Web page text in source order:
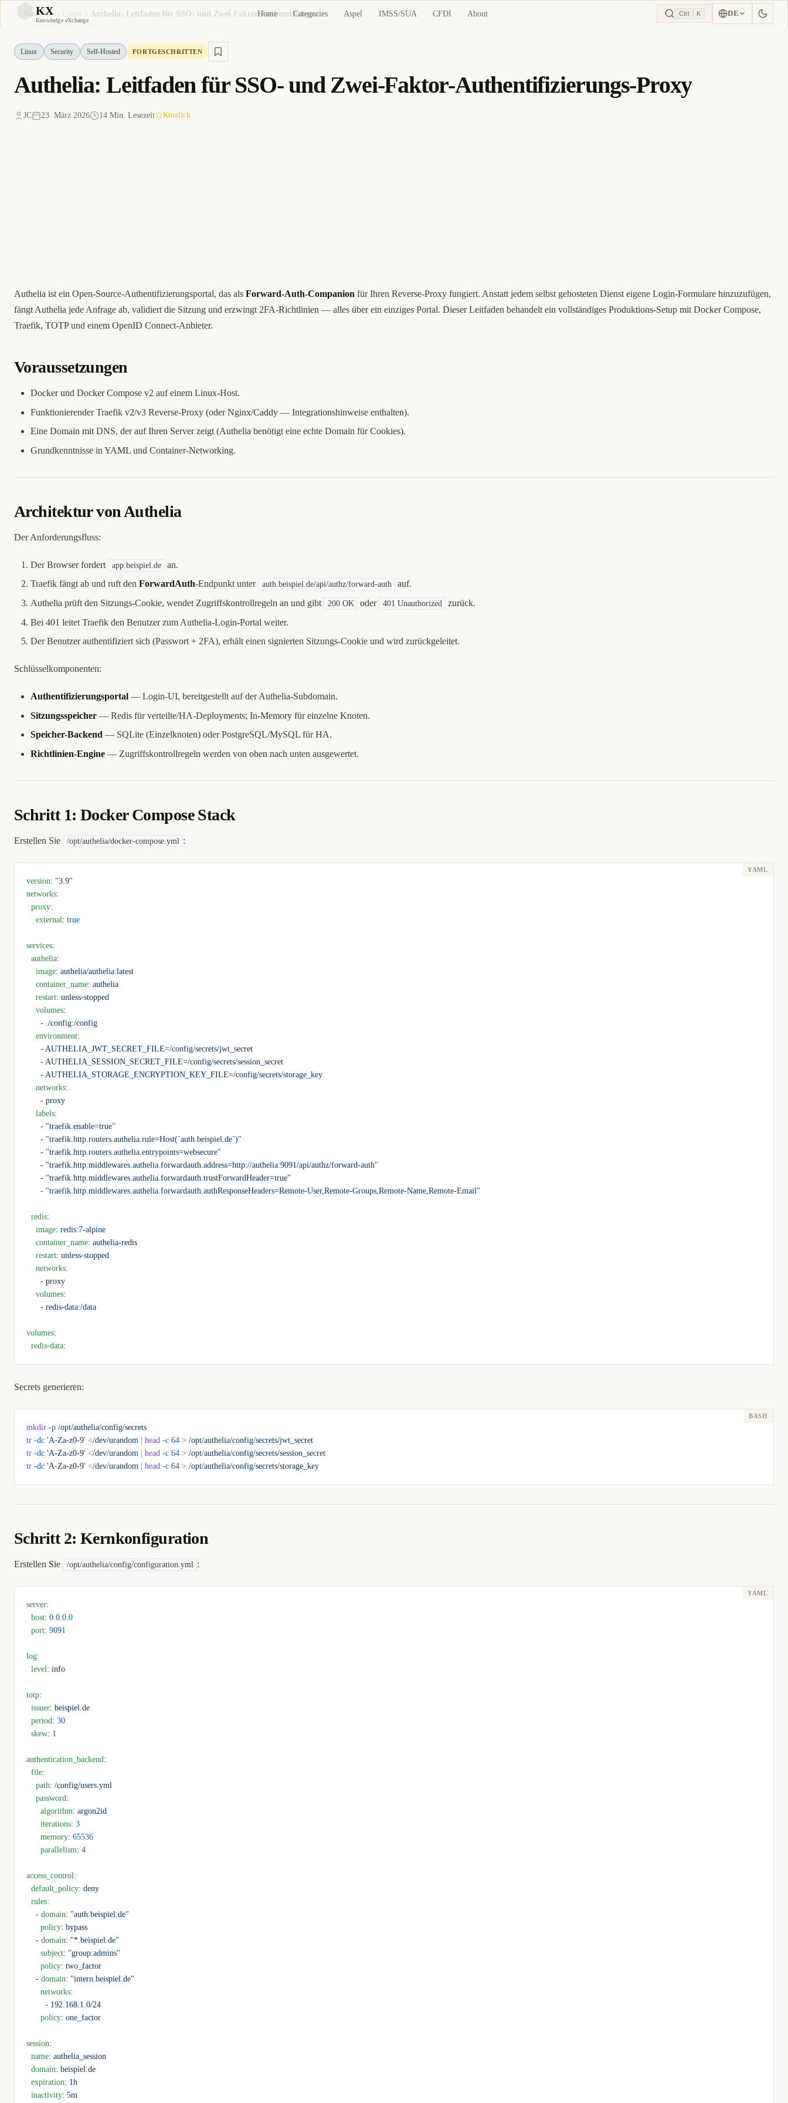
KX
Knowledge eXchange
Home Categories Aspel IMSS/SUA CFDI About Ctrl K DE
Startseite Authelia: Leitfaden für SSO- und Zwei-Faktor-Authentifizierungs-Proxy
Linux Security Self-Hosted FORTGESCHRITTEN
Authelia: Leitfaden für SSO- und Zwei-Faktor-Authentifizierungs-Proxy
JC 23. März 2026 14 Min. Lesezeit Kürzlich
Authelia ist ein Open-Source-Authentifizierungsportal, das als Forward-Auth-Companion für Ihren Reverse-Proxy fungiert. Anstatt jedem selbst gehosteten Dienst eigene Login-Formulare hinzuzufügen,
fängt Authelia jede Anfrage ab, validiert die Sitzung und erzwingt 2FA-Richtlinien — alles über ein einziges Portal. Dieser Leitfaden behandelt ein vollständiges Produktions-Setup mit Docker Compose,
Traefik, TOTP und einem OpenID Connect-Anbieter.
Voraussetzungen
Docker und Docker Compose v2 auf einem Linux-Host.
Funktionierender Traefik v2/v3 Reverse-Proxy (oder Nginx/Caddy — Integrationshinweise enthalten).
Eine Domain mit DNS, der auf Ihren Server zeigt (Authelia benötigt eine echte Domain für Cookies).
Grundkenntnisse in YAML und Container-Networking.
Architektur von Authelia
Der Anforderungsfluss:
Der Browser fordert app.beispiel.de
an.
Traefik fängt ab und ruft den ForwardAuth-Endpunkt unter auth.beispiel.de/api/authz/forward-auth
auf.
Authelia prüft den Sitzungs-Cookie, wendet Zugriffskontrollregeln an und gibt
200 OK oder 401 Unauthorized
zurück.
Bei 401 leitet Traefik den Benutzer zum Authelia-Login-Portal weiter.
Der Benutzer authentifiziert sich (Passwort + 2FA), erhält einen signierten Sitzungs-Cookie und wird zurückgeleitet.
Schlüsselkomponenten:
Authentifizierungsportal — Login-UI, bereitgestellt auf der Authelia-Subdomain.
Sitzungsspeicher — Redis für verteilte/HA-Deployments; In-Memory für einzelne Knoten.
Speicher-Backend — SQLite (Einzelknoten) oder PostgreSQL/MySQL für HA.
Richtlinien-Engine — Zugriffskontrollregeln werden von oben nach unten ausgewertet.
Schritt 1: Docker Compose Stack
Erstellen Sie /opt/authelia/docker-compose.yml :
version: "3.9"
networks:
  proxy
:
    external
: true
services:
  authelia
:
    image
: authelia/authelia:latest
    container_name
: authelia
    restart
: unless-stopped
    volumes
:
      -
./config:/config
    environment
:
      -
AUTHELIA_JWT_SECRET_FILE=/config/secrets/jwt_secret
      -
AUTHELIA_SESSION_SECRET_FILE=/config/secrets/session_secret
      -
AUTHELIA_STORAGE_ENCRYPTION_KEY_FILE=/config/secrets/storage_key
    networks
:
      -
proxy
    labels
:
      -
"traefik.enable=true"
      -
"traefik.http.routers.authelia.rule=Host(`auth.beispiel.de`)"
      -
"traefik.http.routers.authelia.entrypoints=websecure"
      -
"traefik.http.middlewares.authelia.forwardauth.address=http://authelia:9091/api/authz/forward-auth"
      -
"traefik.http.middlewares.authelia.forwardauth.trustForwardHeader=true"
      -
"traefik.http.middlewares.authelia.forwardauth.authResponseHeaders=Remote-User,Remote-Groups,Remote-Name,Remote-Email"
  redis
:
    image
: redis:7-alpine
    container_name
: authelia-redis
    restart
: unless-stopped
    networks
:
      -
proxy
    volumes
:
      -
redis-data:/data
volumes:
  redis-data
:
Secrets generieren:
mkdir -p /opt/authelia/config/secrets
tr -dc 'A-Za-z0-9' </dev/urandom head -c 64 > /opt/authelia/config/secrets/jwt_secret
tr -dc 'A-Za-z0-9' </dev/urandom head -c 64 > /opt/authelia/config/secrets/session_secret
tr -dc 'A-Za-z0-9' </dev/urandom head -c 64 > /opt/authelia/config/secrets/storage_key
Schritt 2: Kernkonfiguration
Erstellen Sie /opt/authelia/config/configuration.yml :
server:
  host
: 0.0.0.0
  port
: 9091
log:
  level
: info
totp:
  issuer
: beispiel.de
  period
: 30
  skew
: 1
authentication_backend :
  file
:
    path
: /config/users.yml
    password
:
      algorithm
: argon2id
      iterations
: 3
      memory
: 65536
      parallelism
: 4
access_control :
  default_policy
: deny
  rules
:
    -
domain: "auth.beispiel.de"
      policy
: bypass
    -
domain: "*.beispiel.de"
      subject
: "group:admins"
      policy
: two_factor
    -
domain: "intern.beispiel.de"
      networks
:
        -
192.168.1.0/24
      policy
: one_factor
session:
  name
: authelia_session
  domain
: beispiel.de
  expiration
: 1h
  inactivity
: 5m